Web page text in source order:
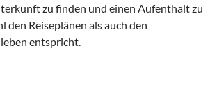
zu finden und einen Aufenthalt zu
den Reiseplänen als auch den
entspricht.